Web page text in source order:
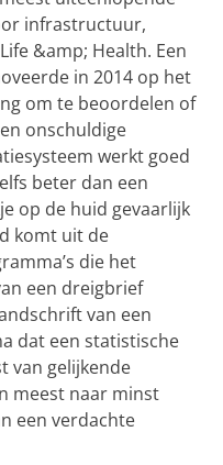
infrastructuur,
&amp; Health. Een
in 2014 op het
om te beoordelen of
onschuldige
werkt goed
beter dan een
op de huid gevaarlijk
komt uit de
die het
een dreigbrief
van een
dat een statistische
van gelijkende
meest naar minst
een verdachte